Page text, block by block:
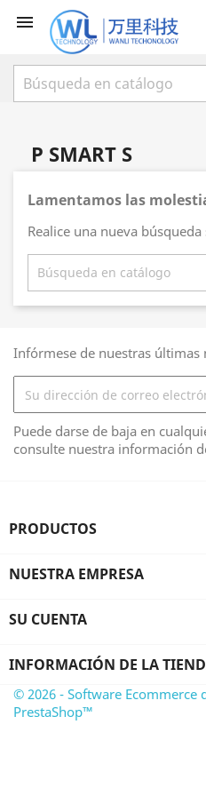

P SMART S
Lamentamos las
Realice una nueva
Infórmese de nuestras últimas
Puede darse de baja en
consulte nuestra información
PRODUCTOS
NUESTRA EMPRESA
SU CUENTA
INFORMACIÓN DE LA
© 2026 - Software Ecommerce
PrestaShop™